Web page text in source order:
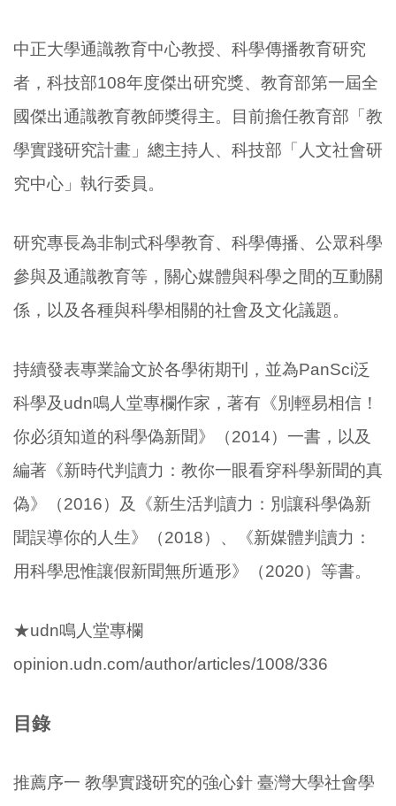
中正大學通識教育中心教授、科學傳播教育研究
者，科技部108年度傑出研究獎、教育部第一屆全
國傑出通識教育教師獎得主。目前擔任教育部「教
學實踐研究計畫」總主持人、科技部「人文社會研
究中心」執行委員。
研究專長為非制式科學教育、科學傳播、公眾科學
參與及通識教育等，關心媒體與科學之間的互動關
係，以及各種與科學相關的社會及文化議題。
持續發表專業論文於各學術期刊，並為PanSci泛
科學及udn鳴人堂專欄作家，著有《別輕易相信！
你必須知道的科學偽新聞》（2014）一書，以及
編著《新時代判讀力：教你一眼看穿科學新聞的真
偽》（2016）及《新生活判讀力：別讓科學偽新
聞誤導你的人生》（2018）、《新媒體判讀力：
用科學思惟讓假新聞無所遁形》（2020）等書。
★udn鳴人堂專欄
opinion.udn.com/author/articles/1008/336
目錄
推薦序一 教學實踐研究的強心針 臺灣大學社會學